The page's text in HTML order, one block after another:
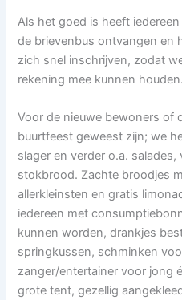
Als het goed is heeft
de brievenbus ontvangen en
zich snel inschrijven, zodat
rekening mee kunnen houden.
Voor de nieuwe bewoners of
buurtfeest geweest zijn; we
slager en verder o.a.
stokbrood. Zachte broodjes
allerkleinsten en gratis
iedereen met
kunnen worden, drankjes
springkussen, schminken
zanger/entertainer voor jong
grote tent, gezellig